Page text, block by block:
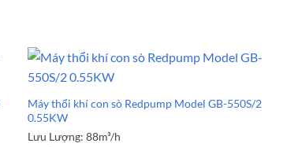
Máy thổi khí con sò Redpump Model GB-550S/2
0.55KW
Lưu Lượng:88m³/h